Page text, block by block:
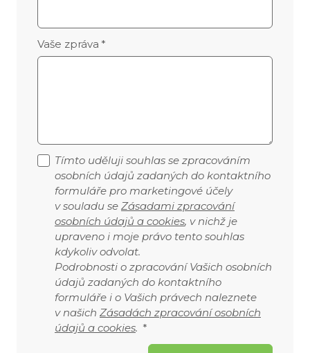
Vaše zpráva *
Tímto uděluji souhlas se zpracováním
osobních údajů zadaných do kontaktního
formuláře pro marketingové účely
v souladu se Zásadami zpracování
osobních údajů a cookies, v nichž je
upraveno i moje právo tento souhlas
kdykoliv odvolat.
Podrobnosti o zpracování Vašich osobních
údajů zadaných do kontaktního
formuláře i o Vašich právech naleznete
v našich Zásadách zpracování osobních
údajů a cookies. *